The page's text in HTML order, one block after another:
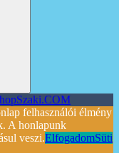
felhasználói élmény
A honlapunk
veszi.ElfogadomSüti